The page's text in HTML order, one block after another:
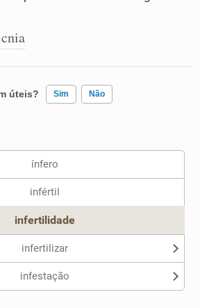
úteis? Sim Não
apresentados me ajudou
ínfero
infértil
infertilidade
infertilizar
infestação